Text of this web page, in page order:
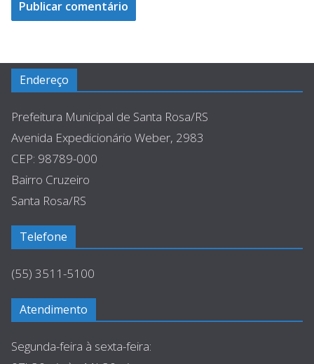
Endereço
Prefeitura Municipal de Santa Rosa/RS
Avenida Expedicionário Weber, 2983
CEP: 98789-000
Bairro Cruzeiro
Santa Rosa/RS
Telefone
(55) 3511-5100
Atendimento
Segunda-feira à sexta-feira: